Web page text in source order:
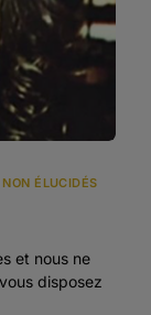
ÉLUCIDÉS
et nous ne
disposez